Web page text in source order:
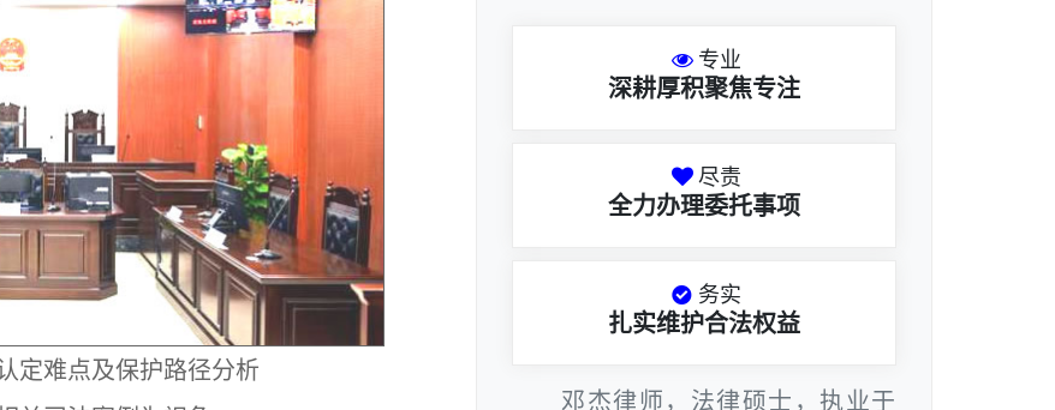
定难点及保护路径分析
专业
深耕厚积聚焦专注
尽责
全力办理委托事项
务实
扎实维护合法权益
邓杰律师，法律硕士，执业于